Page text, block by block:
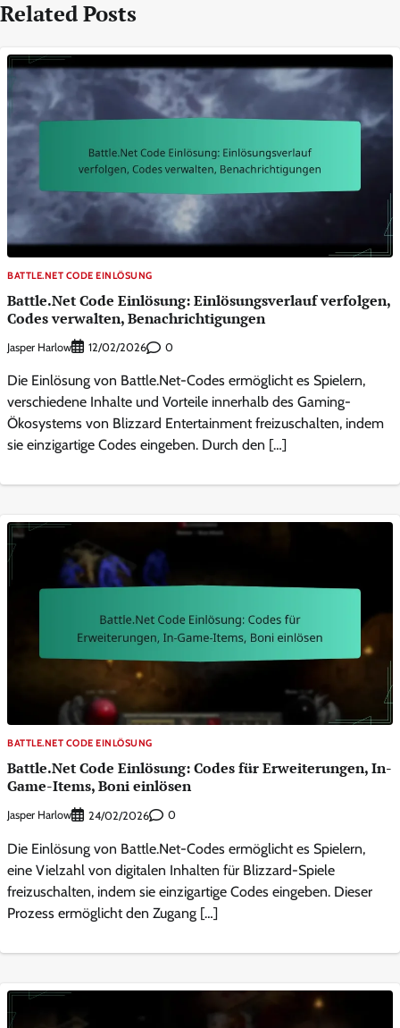
Related Posts
BATTLE.NET CODE EINLÖSUNG
Battle.Net Code Einlösung: Einlösungsverlauf verfolgen,
Codes verwalten, Benachrichtigungen
Jasper Harlow 12/02/2026 0
Die Einlösung von Battle.Net-Codes ermöglicht es Spielern,
verschiedene Inhalte und Vorteile innerhalb des Gaming-
Ökosystems von Blizzard Entertainment freizuschalten, indem
sie einzigartige Codes eingeben. Durch den […]
BATTLE.NET CODE EINLÖSUNG
Battle.Net Code Einlösung: Codes für Erweiterungen, In-
Game-Items, Boni einlösen
Jasper Harlow 24/02/2026 0
Die Einlösung von Battle.Net-Codes ermöglicht es Spielern,
eine Vielzahl von digitalen Inhalten für Blizzard-Spiele
freizuschalten, indem sie einzigartige Codes eingeben. Dieser
Prozess ermöglicht den Zugang […]